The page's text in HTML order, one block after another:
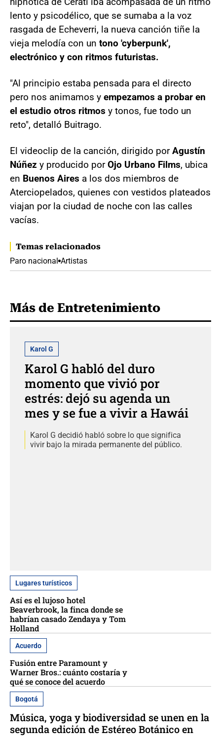
lento y psicodélico, que se sumaba a la voz
rasgada de Echeverri, la nueva canción tiñe la
vieja melodía con un tono 'cyberpunk',
electrónico y con ritmos futuristas.
"Al principio estaba pensada para el directo
pero nos animamos y empezamos a probar en
el estudio otros ritmos y tonos, fue todo un
reto", detalló Buitrago.
El videoclip de la canción, dirigido porAgustín
Núñez y producido porOjo Urbano Films, ubica
en Buenos Aires a los dos miembros de
Aterciopelados, quienes con vestidos plateados
viajan por la ciudad de noche con las calles
vacías.
Temas relacionados
Paro nacional Artistas
Más de Entretenimiento
Karol G
Karol G habló del duro
momento que vivió por
estrés: dejó su agenda un
mes y se fue a vivir a Hawái
Karol G decidió habló sobre lo que significa
vivir bajo la mirada permanente del público.
Lugares turísticos
Así es el lujoso hotel
Beaverbrook, la finca donde se
habrían casado Zendaya y Tom
Holland
Acuerdo
Fusión entre Paramount y
Warner Bros.: cuánto costaría y
qué se conoce del acuerdo
Bogotá
Música, yoga y biodiversidad se unen en la
segunda edición de Estéreo Botánico en